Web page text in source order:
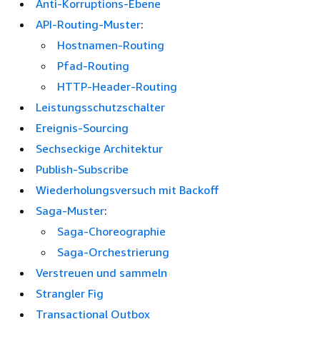
Anti-Korruptions-Ebene
API-Routing-Muster:
Hostnamen-Routing
Pfad-Routing
HTTP-Header-Routing
Leistungsschutzschalter
Ereignis-Sourcing
Sechseckige Architektur
Publish-Subscribe
Wiederholungsversuch mit Backoff
Saga-Muster:
Saga-Choreographie
Saga-Orchestrierung
Verstreuen und sammeln
Strangler Fig
Transactional Outbox